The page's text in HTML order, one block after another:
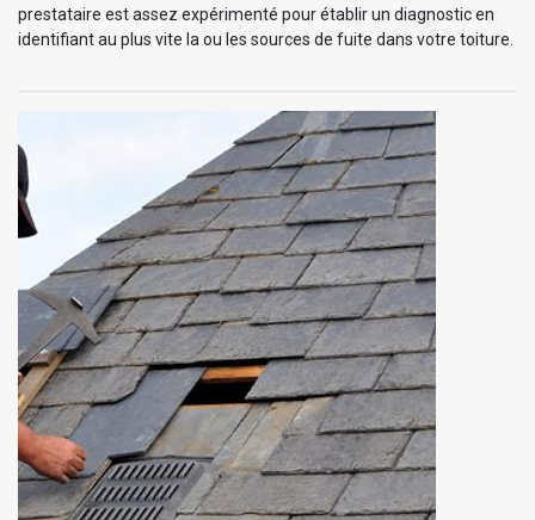
prestataire est assez expérimenté pour établir un diagnostic en
identifiant au plus vite la ou les sources de fuite dans votre toiture.